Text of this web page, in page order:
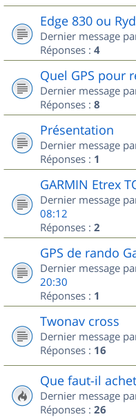
Edge 830 ou
Dernier message
Réponses : 4
Quel GPS pour
Dernier message
Réponses : 8
Présentation
Dernier message
Réponses : 1
GARMIN Etrex
Dernier message
08:12
Réponses : 2
GPS de rando
Dernier message
20:30
Réponses : 1
Twonav cross
Dernier message
Réponses : 16
Que faut-il
Dernier message
Réponses : 26